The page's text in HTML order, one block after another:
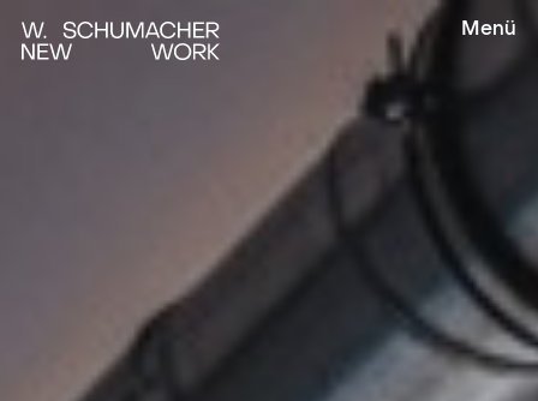
Leistungen
Organisation
Consulting
Planning
Projekte
Über uns
Kontakt
Menü